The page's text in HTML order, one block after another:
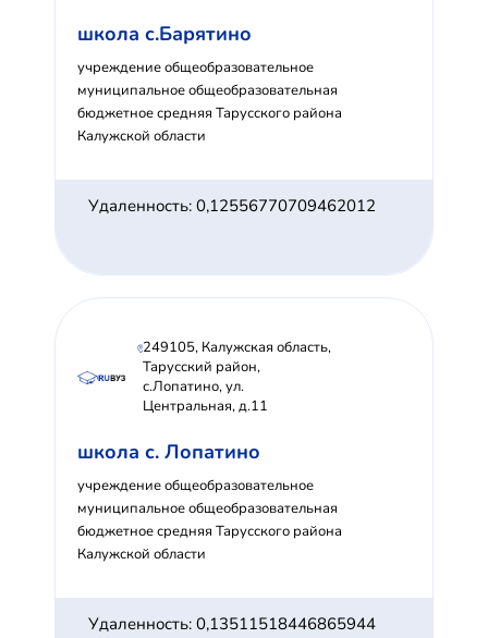
школа с.Барятино
учреждение общеобразовательное
муниципальное общеобразовательная
бюджетное средняя Тарусского района
Калужской области
Удаленность: 0,12556770709462012
249105, Калужская область,
Тарусский район,
с.Лопатино, ул.
Центральная, д.11
школа с. Лопатино
учреждение общеобразовательное
муниципальное общеобразовательная
бюджетное средняя Тарусского района
Калужской области
Удаленность: 0,13511518446865944